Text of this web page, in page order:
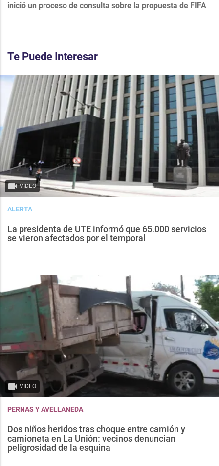
inició un proceso de consulta sobre la propuesta de FIFA
Te Puede Interesar
VIDEO
ALERTA
La presidenta de UTE informó que 65.000 servicios
se vieron afectados por el temporal
VIDEO
PERNAS Y AVELLANEDA
Dos niños heridos tras choque entre camión y
camioneta en La Unión: vecinos denuncian
peligrosidad de la esquina